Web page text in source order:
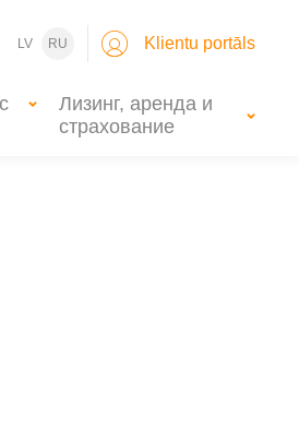
LV RU Klientu portāls
Лизинг, аренда и
страхование